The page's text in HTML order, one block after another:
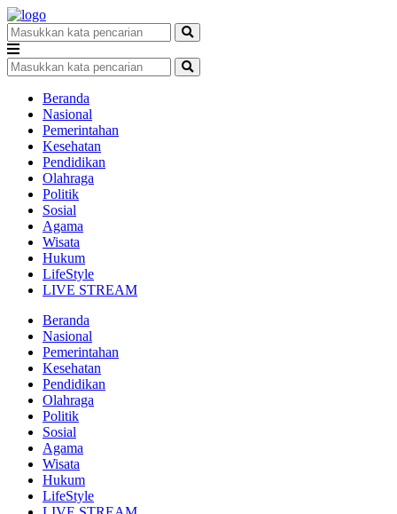
Beranda
Nasional
Pemerintahan
Kesehatan
Pendidikan
Olahraga
Politik
Sosial
Agama
Wisata
Hukum
LifeStyle
LIVE STREAM
Beranda
Nasional
Pemerintahan
Kesehatan
Pendidikan
Olahraga
Politik
Sosial
Agama
Wisata
Hukum
LifeStyle